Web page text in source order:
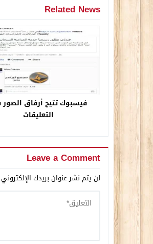
Related News
فيسبوك تتيح أرفاق
التعليقات
Leave a Comment
لن يتم نشر عنوان بريدك الإلكتروني.